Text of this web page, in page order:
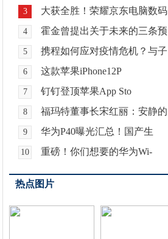
3 大获全胜！荣耀京东电脑数码
4 霍金曾提出关于未来的三条预
5 携程如何应对疫情危机？与子
6 这款苹果iPhone12P
7 钉钉登顶苹果App Sto
8 福玛特董事长宋红丽：安静的
9 华为P40曝光汇总！国产生
10 重磅！你们想要的华为Wi-
热点图片